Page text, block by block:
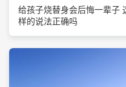
给孩子烧替身会后悔一辈子
样的说法正确吗